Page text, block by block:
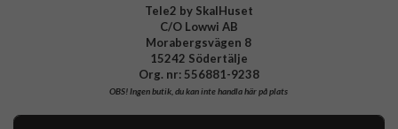
Tele2 by SkalHuset
C/O Lowwi AB
Morabergsvägen 8
15242 Södertälje
Org. nr: 556881-9238
OBS!Ingen butik, du kan inte handla här på plats